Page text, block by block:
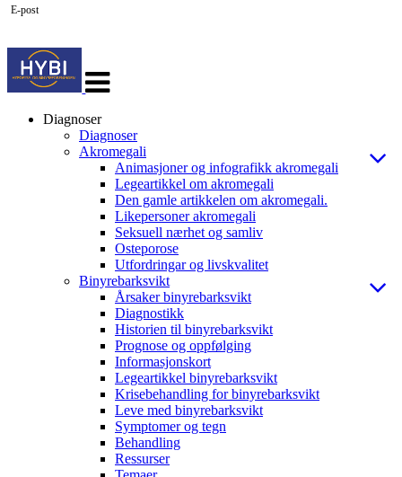
navigasjon
Diagnoser
Diagnoser
Akromegali
Animasjoner og infografikk akromegali
Legeartikkel om akromegali
Den gamle artikkelen om akromegali.
Likepersoner akromegali
Seksuell nærhet og samliv
Osteporose
Utfordringar og livskvalitet
Binyrebarksvikt
Årsaker binyrebarksvikt
Diagnostikk
Historien til binyrebarksvikt
Prognose og oppfølging
Informasjonskort
Legeartikkel binyrebarksvikt
Krisebehandling for binyrebarksvikt
Leve med binyrebarksvikt
Symptomer og tegn
Behandling
Ressurser
E-post